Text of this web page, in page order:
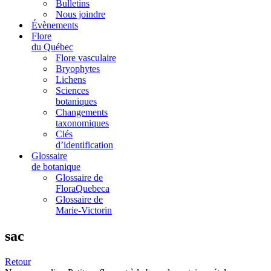
Bulletins
Nous joindre
Évènements
Flore
du Québec
Flore vasculaire
Bryophytes
Lichens
Sciences
botaniques
Changements
taxonomiques
Clés
d’identification
Glossaire
de botanique
Glossaire de
FloraQuebeca
Glossaire de
Marie-Victorin
sac
Retour